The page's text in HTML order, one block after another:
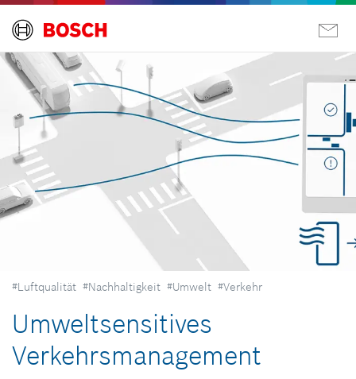
#Luftqualität #Nachhaltigkeit #Umwelt #Verkehr
Umweltsensitives
Verkehrsmanagement